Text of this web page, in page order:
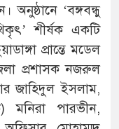
অনুষ্ঠানে ‘বঙ্গবন্ধু
শীর্ষক একটি
প্রান্তে মডেল
প্রশাসক নজরুল
জাহিদুল ইসলাম,
মনিরা পারভীন,